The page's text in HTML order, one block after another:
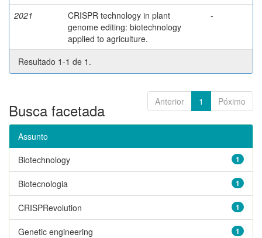
2021
CRISPR technology in plant
genome editing: biotechnology
applied to agriculture.
-
Resultado 1-1 de 1.
Anterior 1 Póximo
Busca facetada
Assunto
1
Biotechnology
1
Biotecnologia
1
CRISPRevolution
1
Genetic engineering